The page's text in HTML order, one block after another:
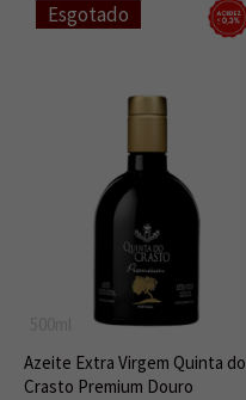
Esgotado
Azeite Extra Virgem Quinta do
Crasto Premium Douro